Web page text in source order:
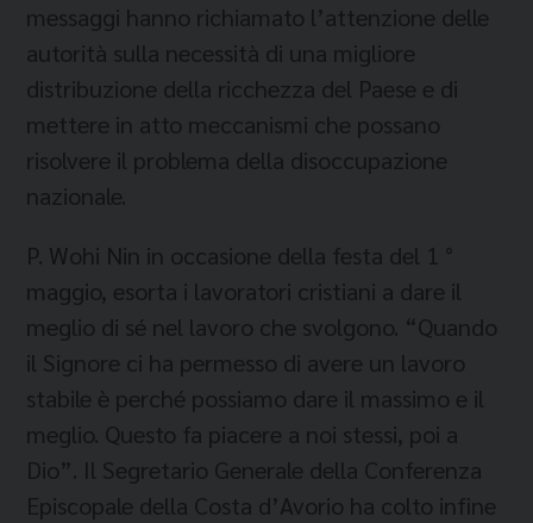
messaggi hanno richiamato l’attenzione delle
autorità sulla necessità di una migliore
distribuzione della ricchezza del Paese e di
mettere in atto meccanismi che possano
risolvere il problema della disoccupazione
nazionale.
P. Wohi Nin in occasione della festa del 1 °
maggio, esorta i lavoratori cristiani a dare il
meglio di sé nel lavoro che svolgono. “Quando
il Signore ci ha permesso di avere un lavoro
stabile è perché possiamo dare il massimo e il
meglio. Questo fa piacere a noi stessi, poi a
Dio”. Il Segretario Generale della Conferenza
Episcopale della Costa d’Avorio ha colto infine